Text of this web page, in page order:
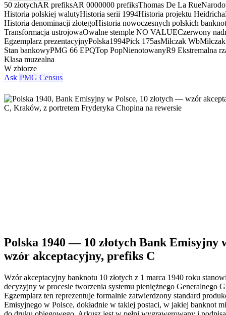
50 złotychAR prefiksAR 0000000 prefiksThomas De La Rue
Historia polskiej walutyHistoria serii 1994Historia projektu Heidricha
Historia denominacji złotegoHistoria nowoczesnych polskich
Transformacja ustrojowaOwalne stemple NO VALUECzerwony
Egzemplarz prezentacyjnyPolska1994Pick 175asMiłczak Wb
Stan bankowyPMG 66 EPQTop PopNienotowanyR9 Ekstremalna
Klasa muzealna
W zbiorze
Ask PMG Census
Polska 1940 — 10 złotych Bank Emisyjny
wzór akceptacyjny, prefiks C
Wzór akceptacyjny banknotu 10 złotych z 1 marca 1940 roku
decyzyjny w procesie tworzenia systemu pieniężnego Generalnego
Egzemplarz ten reprezentuje formalnie zatwierdzony standard
Emisyjnego w Polsce, dokładnie w takiej postaci, w jakiej banknot